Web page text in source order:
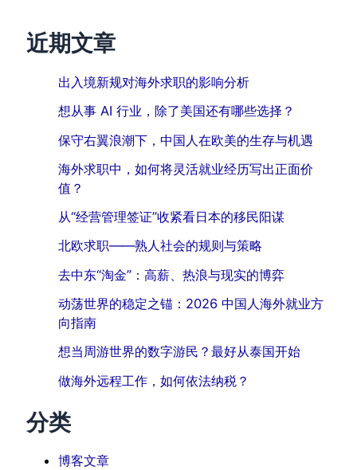
近期文章
出入境新规对海外求职的影响分析
想从事 AI 行业，除了美国还有哪些选择？
保守右翼浪潮下，中国人在欧美的生存与机遇
海外求职中，如何将灵活就业经历写出正面价
值？
从“经营管理签证”收紧看日本的移民阳谋
北欧求职——熟人社会的规则与策略
去中东“淘金”：高薪、热浪与现实的博弈
动荡世界的稳定之锚：2026 中国人海外就业方
向指南
想当周游世界的数字游民？最好从泰国开始
做海外远程工作，如何依法纳税？
分类
博客文章